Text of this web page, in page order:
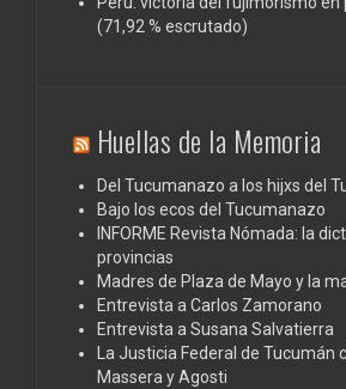
(71,92 % escrutado)
Huellas de la Memoria
Del Tucumanazo a los hijxs del
Bajo los ecos del Tucumanazo
INFORME Revista Nómada: la
provincias
Madres de Plaza de Mayo y la
Entrevista a Carlos Zamorano
Entrevista a Susana Salvatierra
La Justicia Federal de Tucumán
Massera y Agosti